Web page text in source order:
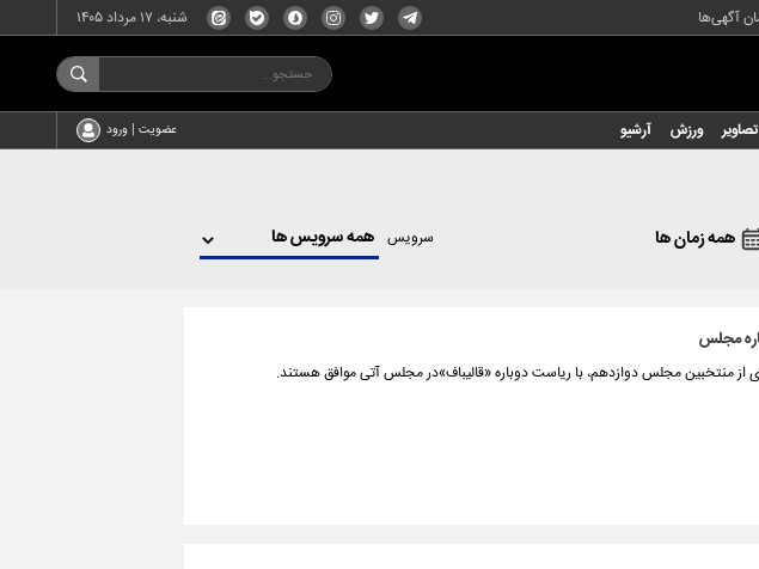
آگهی‌ها شنبه، ۱۷ مرداد ۱۴۰۵
تصاویر ورزش آرشیو عضویت | ورود
همه زمان ها سرویس
مجلس
از منتخبین مجلس دوازدهم، با ریاست دوباره «قالیباف»در مجلس آتی موافق هستند.